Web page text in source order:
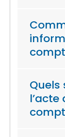
Quels
l’acte